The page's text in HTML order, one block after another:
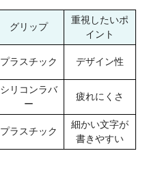
グリップ
重視したいポ
イント
プラスチック デザイン性
シリコンラバ
ー
疲れにくさ
プラスチック
細かい文字が
書きやすい